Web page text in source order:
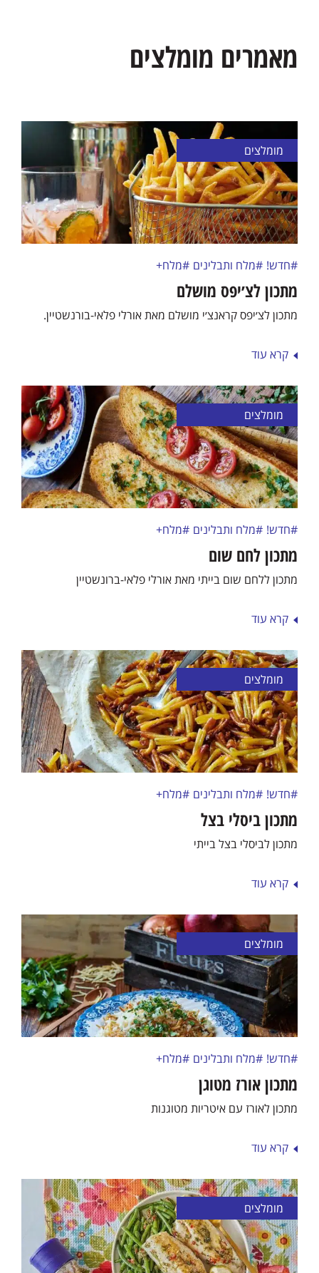
מאמרים מומלצים
מומלצים
#חדש! #מלח ותבלינים #מלח+
מתכון לצ׳יפס מושלם
מתכון לצ׳יפס קראנצ׳י מושלם מאת אורלי פלאי-בורנשטיין.
קרא עוד
מומלצים
#חדש! #מלח ותבלינים #מלח+
מתכון לחם שום
מתכון ללחם שום בייתי מאת אורלי פלאי-ברונשטיין
קרא עוד
מומלצים
#חדש! #מלח ותבלינים #מלח+
מתכון ביסלי בצל
מתכון לביסלי בצל בייתי
קרא עוד
מומלצים
#חדש! #מלח ותבלינים #מלח+
מתכון אורז מטוגן
מתכון לאורז עם איטריות מטוגנות
קרא עוד
מומלצים